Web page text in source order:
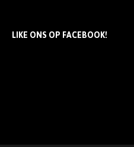
LIKE ONS OP FACEBOOK!